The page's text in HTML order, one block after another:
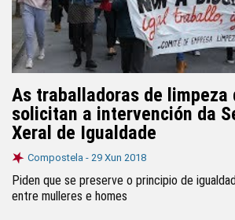
As traballadoras de limpeza
solicitan a intervención da
Xeral de Igualdade
Compostela - 29 Xun 2018
Piden que se preserve o principio de
entre mulleres e homes